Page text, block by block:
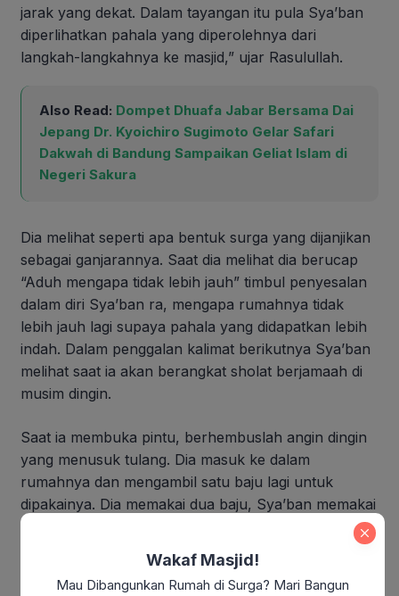
jarak yang dekat. Dalam tayangan itu pula Sya’ban
diperlihatkan pahala yang diperolehnya dari
langkah-langkahnya ke masjid,” ujar Rasulullah.
Also Read: Dompet Dhuafa Jabar Bersama Dai
Jepang Dr. Kyoichiro Sugimoto Gelar Safari
Dakwah di Bandung Sampaikan Geliat Islam di
Negeri Sakura
Dia melihat seperti apa bentuk surga yang dijanjikan
sebagai ganjarannya. Saat dia melihat dia berucap
“Aduh mengapa tidak lebih jauh” timbul penyesalan
dalam diri Sya’ban ra, mengapa rumahnya tidak
lebih jauh lagi supaya pahala yang didapatkan lebih
indah. Dalam penggalan kalimat berikutnya Sya’ban
melihat saat ia akan berangkat sholat berjamaah di
musim dingin.
Saat ia membuka pintu, berhembuslah angin dingin
yang menusuk tulang. Dia masuk ke dalam
rumahnya dan mengambil satu baju lagi untuk
dipakainya. Dia memakai dua baju, Sya’ban memakai
pakaian yang bagus (baru) di dalam dan yang lama
Wakaf Masjid!
Mau Dibangunkan Rumah di Surga? Mari Bangun